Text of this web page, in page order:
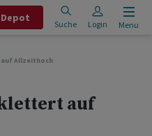
Depot
Suche Login Menu
Allzeithoch
auf